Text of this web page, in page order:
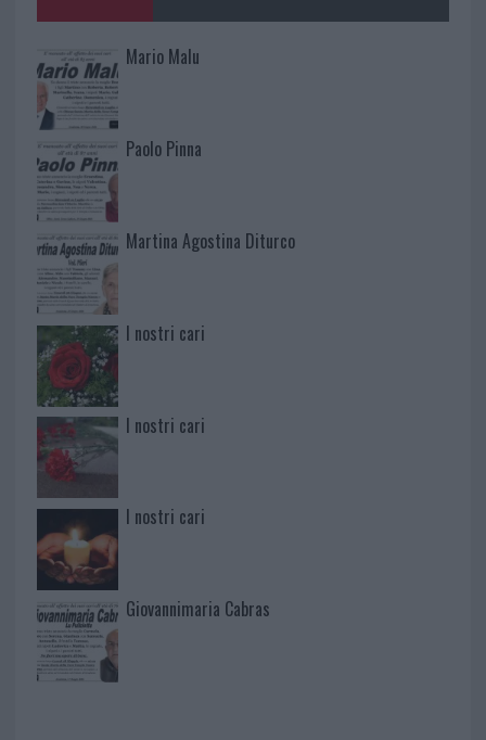
Mario Malu
Paolo Pinna
Martina Agostina Diturco
I nostri cari
I nostri cari
I nostri cari
Giovannimaria Cabras